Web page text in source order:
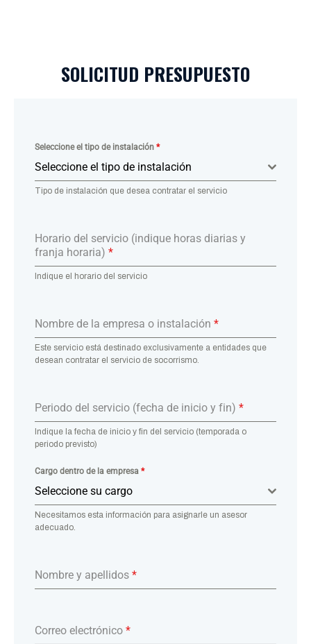
SOLICITUD PRESUPUESTO
Seleccione el tipo de instalación *
Seleccione el tipo de instalación
Tipo de instalación que desea contratar el servicio
Horario del servicio (indique horas diarias y
franja horaria) *
Indique el horario del servicio
Nombre de la empresa o instalación *
Este servicio está destinado exclusivamente a entidades que
desean contratar el servicio de socorrismo.
Periodo del servicio (fecha de inicio y fin) *
Indique la fecha de inicio y fin del servicio (temporada o
periodo previsto)
Cargo dentro de la empresa *
Seleccione su cargo
Necesitamos esta información para asignarle un asesor
adecuado.
Nombre y apellidos *
Correo electrónico *